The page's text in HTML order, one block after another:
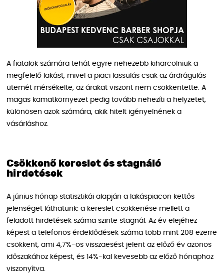
A fiatalok számára tehát egyre nehezebb kiharcolniuk a
megfelelő lakást, mivel a piaci lassulás csak az árdrágulás
ütemét mérsékelte, az árakat viszont nem csökkentette. A
magas kamatkörnyezet pedig tovább nehezíti a helyzetet,
különösen azok számára, akik hitelt igényelnének a
vásárláshoz.
Csökkenő kereslet és stagnáló
hirdetések
A június hónap statisztikái alapján a lakáspiacon kettős
jelenséget láthatunk: a kereslet csökkenése mellett a
feladott hirdetések száma szinte stagnál. Az év elejéhez
képest a telefonos érdeklődések száma több mint 208 ezerre
csökkent, ami 4,7%-os visszaesést jelent az előző év azonos
időszakához képest, és 14%-kal kevesebb az előző hónaphoz
viszonyítva.